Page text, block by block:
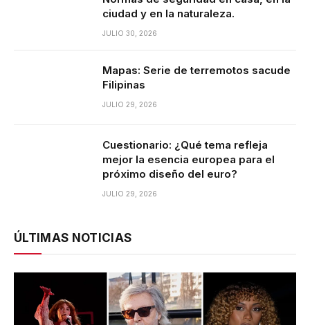
ciudad y en la naturaleza.
JULIO 30, 2026
Mapas: Serie de terremotos sacude
Filipinas
JULIO 29, 2026
Cuestionario: ¿Qué tema refleja
mejor la esencia europea para el
próximo diseño del euro?
JULIO 29, 2026
ÚLTIMAS NOTICIAS